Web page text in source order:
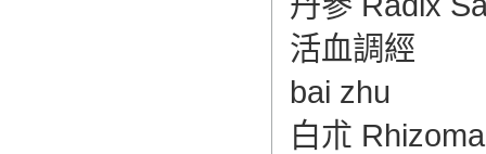
活血調經
bai zhu
白朮